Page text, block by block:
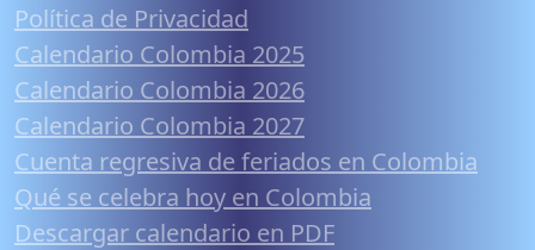
Política de Privacidad
Calendario Colombia 2025
Calendario Colombia 2026
Calendario Colombia 2027
Cuenta regresiva de feriados en Colombia
Qué se celebra hoy en Colombia
Descargar calendario en PDF